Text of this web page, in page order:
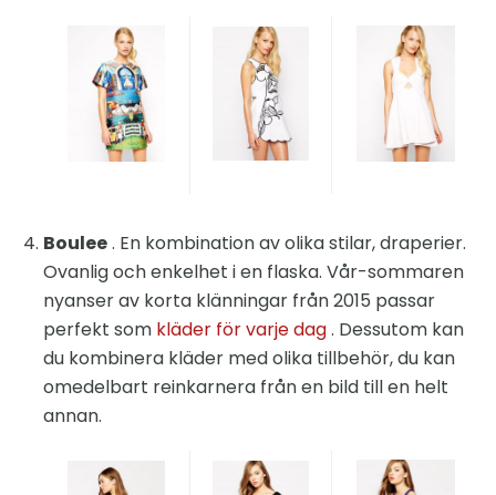
Boulee. En kombination av olika stilar, draperier.
Ovanlig och enkelhet i en flaska. Vår-sommaren
nyanser av korta klänningar från 2015 passar
perfekt som kläder för varje dag. Dessutom kan
du kombinera kläder med olika tillbehör, du kan
omedelbart reinkarnera från en bild till en helt
annan.